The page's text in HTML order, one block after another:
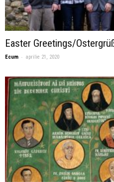
Easter Greetings/
Ecum - aprilie 21, 2020